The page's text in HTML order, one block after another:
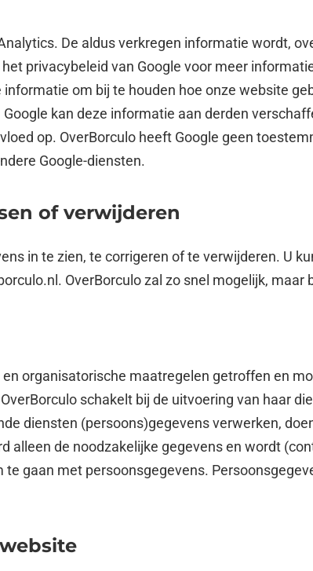
De aldus verkregen informatie wordt,
privacybeleid van Google voor meer
om bij te houden hoe onze website
kan deze informatie aan derden
op. OverBorculo heeft Google geen
Google-diensten.
of verwijderen
in te zien, te corrigeren of te verwijderen. U
OverBorculo zal zo snel mogelijk, maar
organisatorische maatregelen getroffen en
schakelt bij de uitvoering van haar
diensten (persoons)gegevens verwerken,
alleen de noodzakelijke gegevens en wordt
gaan met persoonsgegevens.